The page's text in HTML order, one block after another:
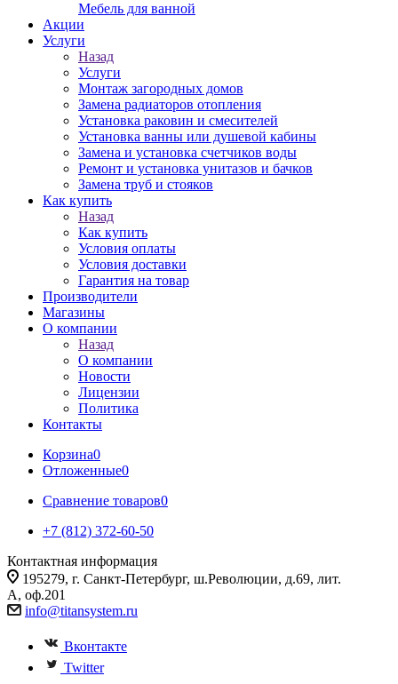
Мебель для ванной
Акции
Услуги
Назад
Услуги
Монтаж загородных домов
Замена радиаторов отопления
Установка раковин и смесителей
Установка ванны или душевой кабины
Замена и установка счетчиков воды
Ремонт и установка унитазов и бачков
Замена труб и стояков
Как купить
Назад
Как купить
Условия оплаты
Условия доставки
Гарантия на товар
Производители
Магазины
О компании
Назад
О компании
Новости
Лицензии
Политика
Контакты
Корзина0
Отложенные0
Сравнение товаров0
+7 (812) 372-60-50
Контактная информация
195279, г. Санкт-Петербург, ш.Революции, д.69, лит.
А, оф.201
info@titansystem.ru
Вконтакте
Twitter